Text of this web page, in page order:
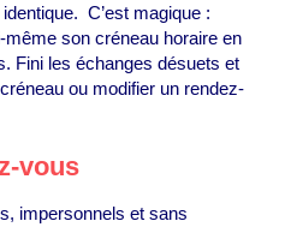
C’est magique :
son créneau horaire en
Fini les échanges désuets et
ou modifier un rendez-
vous
impersonnels et sans